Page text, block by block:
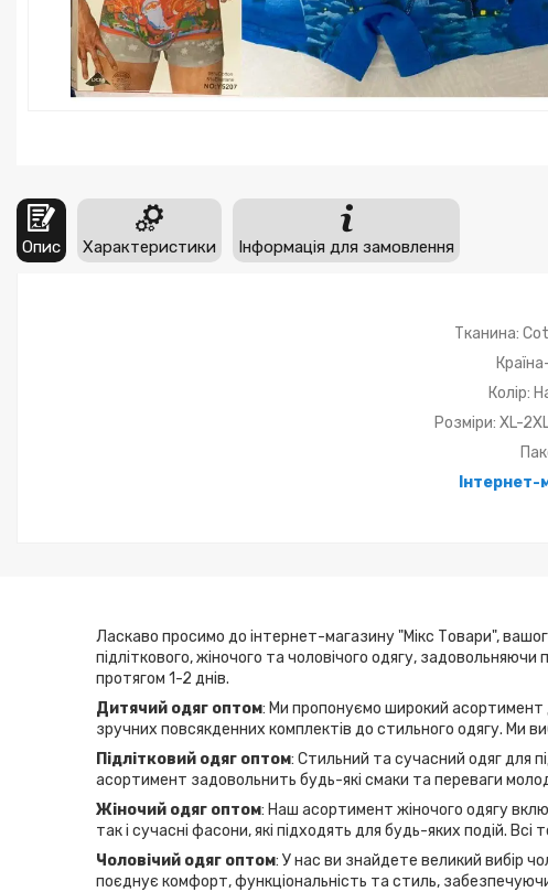
Опис Характеристики Інформація для замовлення
Тканина:
Колір:
Розміри: XL-
Ласкаво просимо до інтернет-магазину "Мікс Товари",
підліткового, жіночого та чоловічого одягу,
протягом 1-2 днів.
Дитячий одяг оптом: Ми пропонуємо широкий асортимент
зручних повсякденних комплектів до стильного одягу. Ми
Підлітковий одяг оптом: Стильний та сучасний одяг для
асортимент задовольнить будь-які смаки та переваги
Жіночий одяг оптом: Наш асортимент жіночого одягу
так і сучасні фасони, які підходять для будь-яких подій.
Чоловічий одяг оптом: У нас ви знайдете великий вибір
поєднує комфорт, функціональність та стиль,